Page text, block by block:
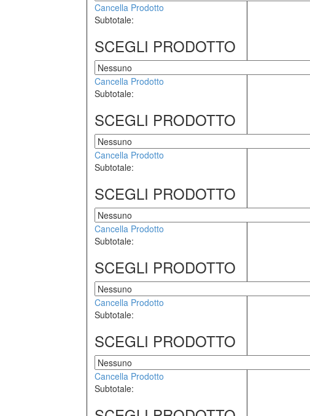
Cancella Prodotto
Subtotale:
SCEGLI PRODOTTO
Cancella Prodotto
Subtotale:
SCEGLI PRODOTTO
Cancella Prodotto
Subtotale:
SCEGLI PRODOTTO
Cancella Prodotto
Subtotale:
SCEGLI PRODOTTO
Cancella Prodotto
Subtotale:
SCEGLI PRODOTTO
Cancella Prodotto
Subtotale: